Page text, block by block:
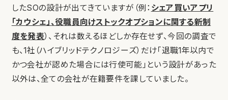
したSOの設計が出てきていますが（例： シェア買いアプリ
「カウシェ」、役職員向けストックオプションに関する新制
度を発表）、それは数えるほどしか存在せず、今回の調査で
も、1社（ハイブリッドテクノロジーズ）だけ「退職1年以内で
かつ会社が認めた場合には行使可能」という設計があった
以外は、全ての会社が在籍要件を課していました。